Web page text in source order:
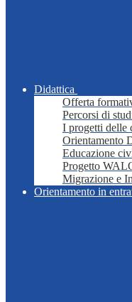
Didattica
Offerta
Percorsi di
I progetti delle
Orientamento
Educazione
Progetto
Migrazione e
Orientamento in